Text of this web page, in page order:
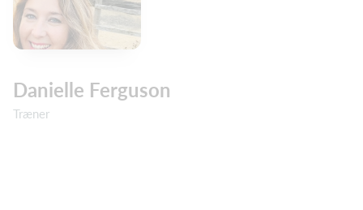
Danielle Ferguson
Træner